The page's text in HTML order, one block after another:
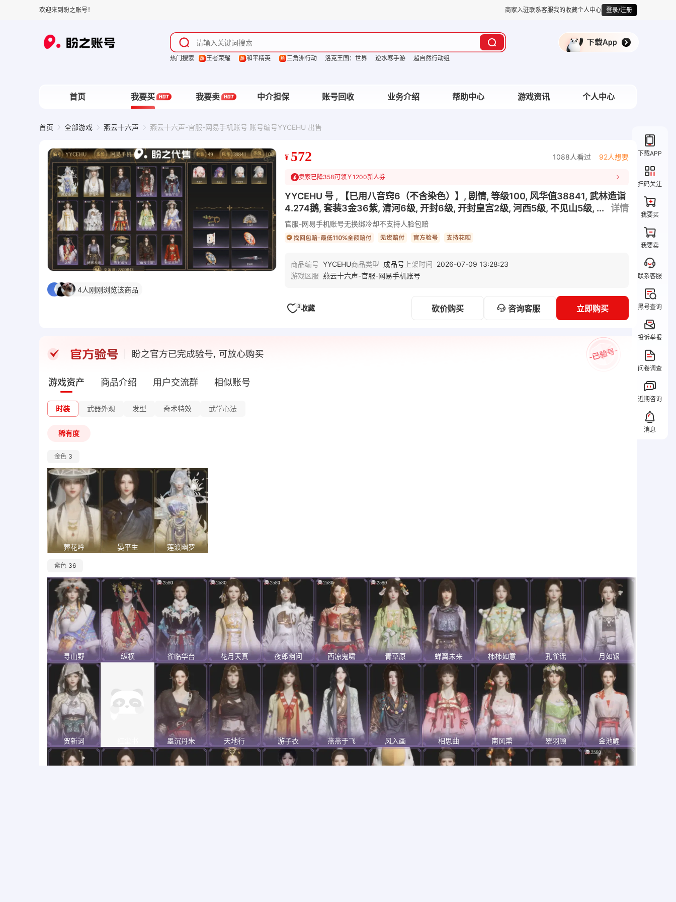
欢迎来到盼之账号！ 商家入驻联系客服我的收藏个人中心 登录/注册
热门搜索 王者荣耀 和平精英 三角洲行动 洛克王国：世界 逆水寒手游 超自然行动组
首页 我要买 我要卖 中介担保 账号回收 业务介绍 帮助中心 游戏资讯 个人中心
首页 全部游戏 燕云十六声 燕云十六声-官服-网易手机账号 账号编号YYCEHU 出售
4人刚刚浏览该商品
¥ 572 1088人看过 92人想要
卖家已降358可领￥1200新人券
YYCEHU 号 , 【已用八音窍6（不含染色）】, 剧情, 等级100, 风华值38841, 武林造诣
4.274鹅, 套装3金36紫, 清河6级, 开封6级, 开封皇宫2级, 河西5级, 不见山5级, ...
详情
官服-网易手机账号无换绑冷却不支持人脸包赔
商品编号 YYCEHU商品类型 成品号 上架时间 2026-07-09 13:28:23
游戏区服 燕云十六声-官服-网易手机账号
3收藏 砍价购买 咨询客服 立即购买
游戏资产 商品介绍 用户交流群 相似账号
时装 武器外观 发型 奇术特效 武学心法
稀有度
金色 3
葬花吟 晏平生 莲渡幽罗
紫色 36
寻山野 纵横 雀临华台 花月天真 夜郎幽问 西凉鬼啸 青草原 蝉翼未来 柿柿如意 孔雀谣 月如银
贺新词 墨沉丹朱 天地行 游子衣 燕燕于飞 风入画 相思曲 南风熏 翠羽顾 金池鲤
下载APP
扫码关注
我要买
我要卖
联系客服
黑号查询
投诉举报
问卷调查
近期咨询
消息